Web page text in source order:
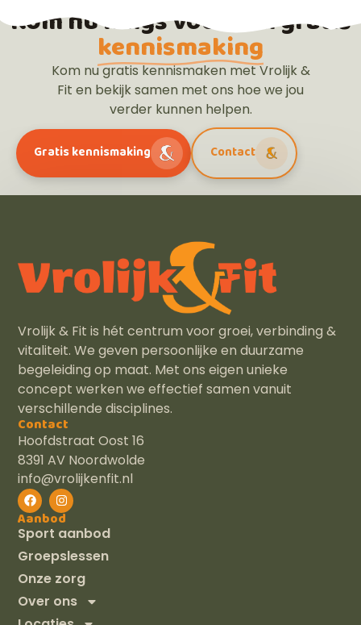
Kom nu langs voor een gratis
kennismaking
Kom nu gratis kennismaken met Vrolijk &
Fit en bekijk samen met ons hoe we jou
verder kunnen helpen.
Gratis kennismaking Contact
Vrolijk & Fit is hét centrum voor groei, verbinding &
vitaliteit. We geven persoonlijke en duurzame
begeleiding op maat. Met ons eigen unieke
concept werken we effectief samen vanuit
verschillende disciplines.
Aanbod
Sport aanbod
Groepslessen
Onze zorg
Over ons
Contact
Hoofdstraat Oost 16
8391 AV Noordwolde
info@vrolijkenfit.nl